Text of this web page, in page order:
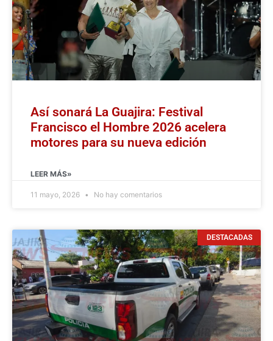
Así sonará La Guajira: Festival
Francisco el Hombre 2026 acelera
motores para su nueva edición
LEER MÁS»
11 mayo, 2026 No hay comentarios
DESTACADAS